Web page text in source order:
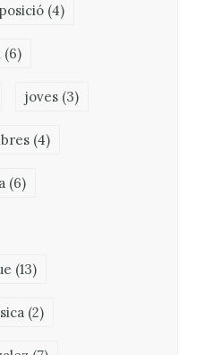
(4)
(6)
joves (3)
(4)
(6)
(13)
(2)